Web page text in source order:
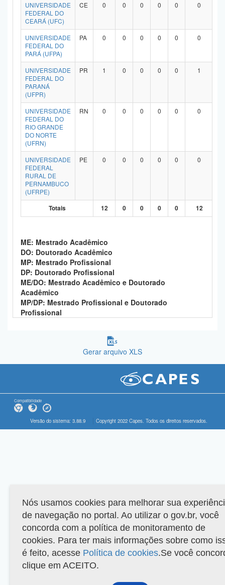
UNIVERSIDADE
FEDERAL DO
CEARÁ (UFC)
CE 0 0 0 0 0 0
UNIVERSIDADE
FEDERAL DO
PARÁ (UFPA)
PA 0 0 0 0 0 0
UNIVERSIDADE
FEDERAL DO
PARANÁ
(UFPR)
PR 1 0 0 0 0 1
UNIVERSIDADE
FEDERAL DO
RIO GRANDE
DO NORTE
(UFRN)
RN 0 0 0 0 0 0
UNIVERSIDADE
FEDERAL
RURAL DE
PERNAMBUCO
(UFRPE)
PE 0 0 0 0 0 0
Totais 12 0 0 0 0 12
ME: Mestrado Acadêmico
DO: Doutorado Acadêmico
MP: Mestrado Profissional
DP: Doutorado Profissional
ME/DO: Mestrado Acadêmico e Doutorado
Acadêmico
MP/DP: Mestrado Profissional e Doutorado
Profissional
Gerar arquivo XLS
Compatibilidade
Versão do sistema: 3.88.9 Copyright 2022 Capes. Todos os direitos reservados.
Nós usamos cookies para melhorar sua
de navegação no portal. Ao utilizar o gov.br, você
concorda com a política de monitoramento de
cookies. Para ter mais informações sobre como
é feito, acesse Política de cookies.Se você
clique em ACEITO.